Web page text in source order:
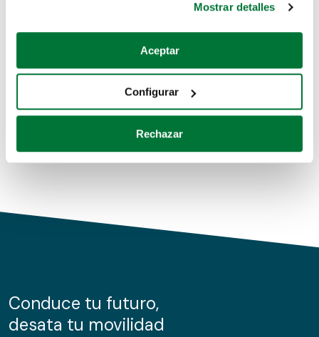
Si lo permite, también quisiéramos:
Recopilar información sobre su ubicación geográfica
Identificar su dispositivo analizándolo activamente
para buscar características específicas (huellas
Obtenga más información sobre cómo se procesan sus
de cookies.
información sobre el uso que haga del sitio web con
nuestros partners de redes sociales, publicidad y análisis
Mostrar detalles
Aceptar
Configurar
Rechazar
Coches de segunda mano
Coches de km0
Conduce tu futuro,
desata tu movilidad